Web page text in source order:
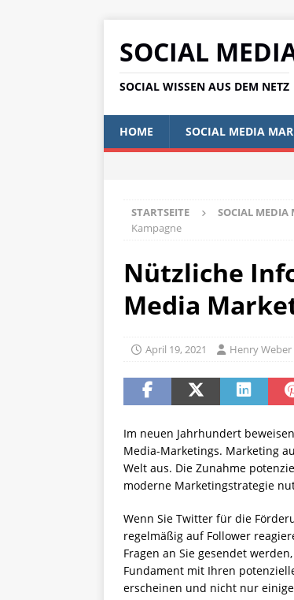
SOCIAL
SOCIAL WISSEN AUS DEM NETZ
HOME SOCIAL MEDIA
STARTSEITE SOCIAL MEDIA
Kampagne
Nützliche
Media
April 19, 2021 Henry Weber
Im neuen Jahrhundert
Media-Marketings. Marketing
Welt aus. Die Zunahme
moderne Marketingstrategie
Wenn Sie Twitter für die
regelmäßig auf Follower
Fragen an Sie gesendet
Fundament mit Ihren
erscheinen und nicht nur